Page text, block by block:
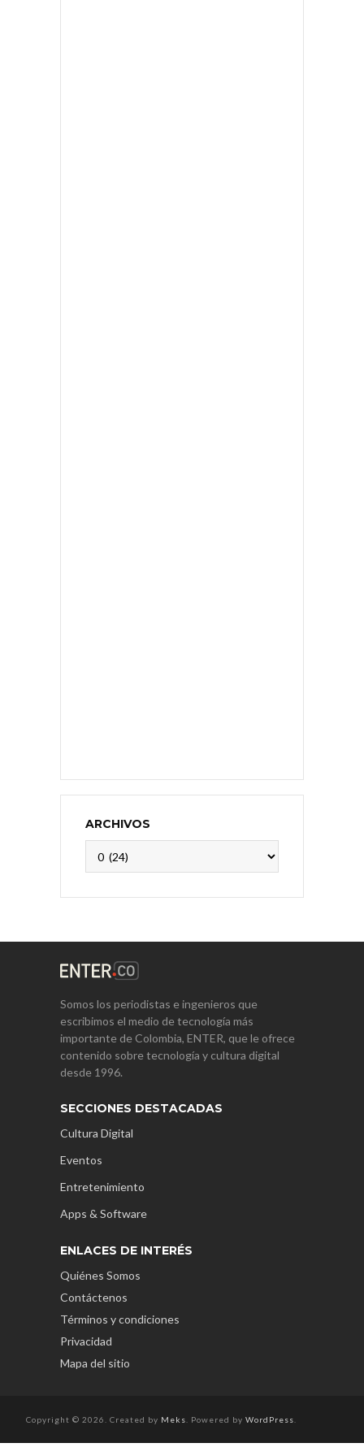
ARCHIVOS
Somos los periodistas e ingenieros que
escribimos el medio de tecnología más
importante de Colombia, ENTER, que le ofrece
contenido sobre tecnología y cultura digital
desde 1996.
SECCIONES DESTACADAS
Cultura Digital
Eventos
Entretenimiento
Apps & Software
ENLACES DE INTERÉS
Quiénes Somos
Contáctenos
Términos y condiciones
Privacidad
Mapa del sitio
Copyright © 2026. Created by Meks . Powered by WordPress